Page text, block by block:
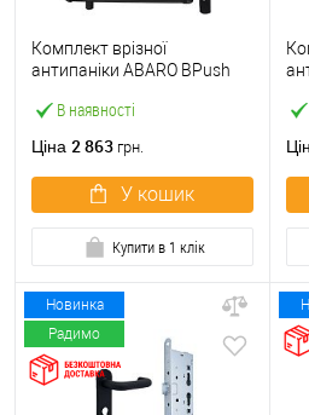
В наявності
Комплект врізної
антипаніки ABARO BPush
чорний із замком та ручкою
Ціна 2 863 грн.
У кошик
Купити в 1 клік
Новинка
Радимо